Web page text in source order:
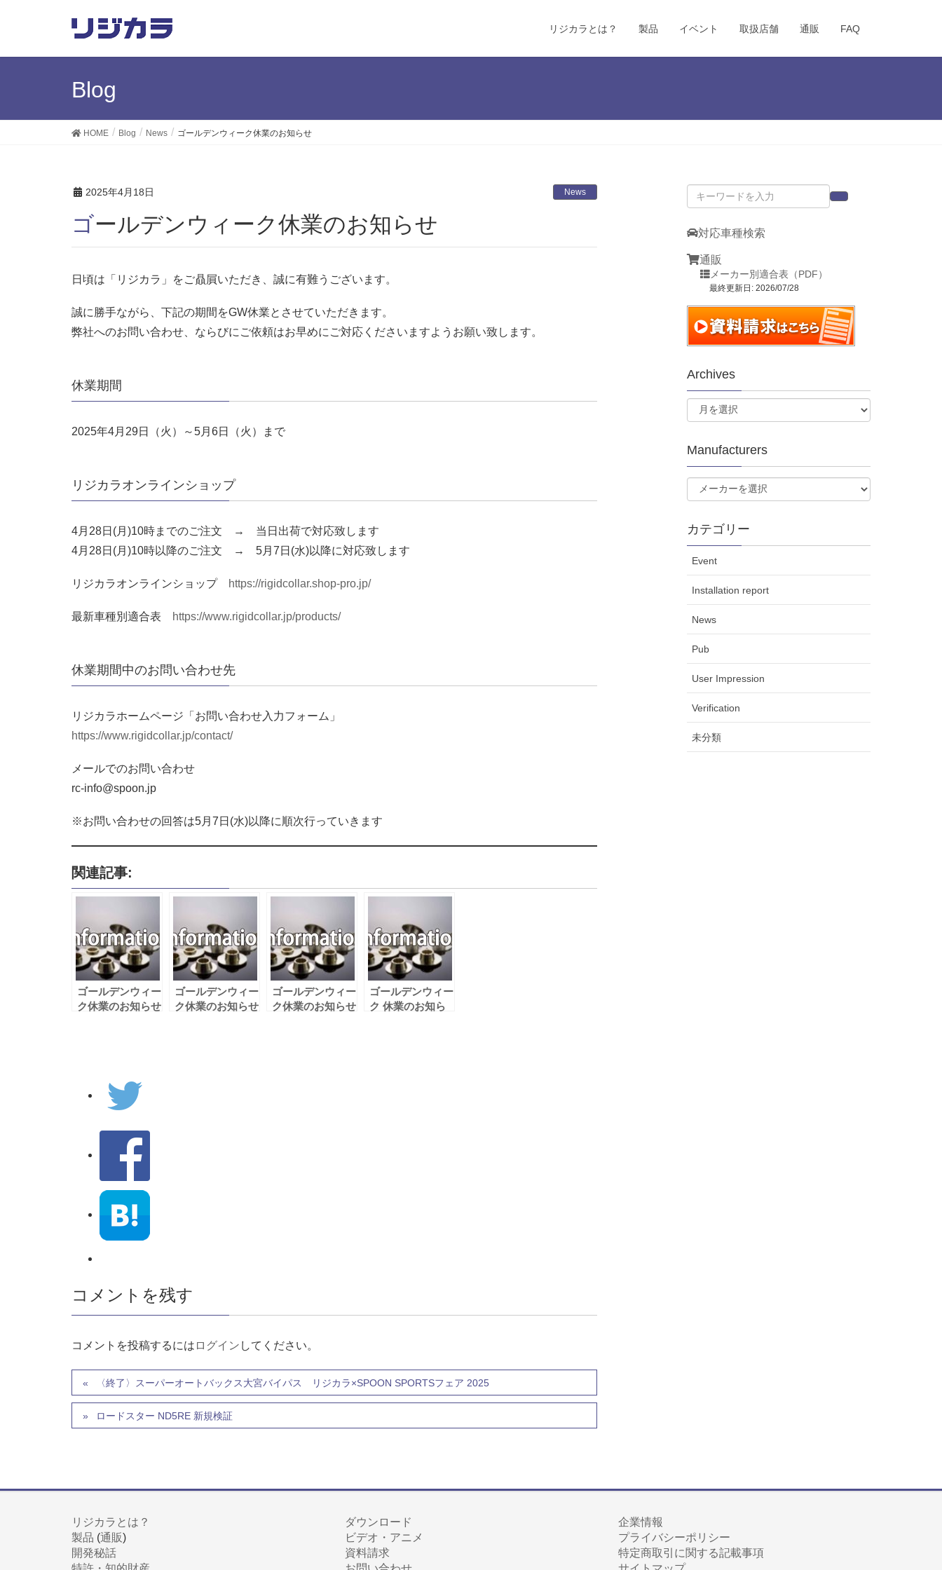
リジカラとは？ 製品 イベント 取扱店舗 通販 FAQ
Blog
HOME Blog News ゴールデンウィーク休業のお知らせ
2025年4月18日 News
ゴールデンウィーク休業のお知らせ
日頃は「リジカラ」をご贔屓いただき、誠に有難うございます。
誠に勝手ながら、下記の期間をGW休業とさせていただきます。
弊社へのお問い合わせ、ならびにご依頼はお早めにご対応くださいますようお願い致します。
休業期間
2025年4月29日（火）～5月6日（火）まで
リジカラオンラインショップ
4月28日(月)10時までのご注文 → 当日出荷で対応致します
4月28日(月)10時以降のご注文 → 5月7日(水)以降に対応致します
リジカラオンラインショップ https://rigidcollar.shop-pro.jp/
最新車種別適合表 https://www.rigidcollar.jp/products/
休業期間中のお問い合わせ先
リジカラホームページ「お問い合わせ入力フォーム」
https://www.rigidcollar.jp/contact/
メールでのお問い合わせ
rc-info@spoon.jp
※お問い合わせの回答は5月7日(水)以降に順次行っていきます
関連記事:
ゴールデンウィー
ク休業のお知らせ
ゴールデンウィー
ク休業のお知らせ
ゴールデンウィー
ク休業のお知らせ
ゴールデンウィー
ク 休業のお知ら
コメントを残す
コメントを投稿するには ログイン してください。
〈終了〉スーパーオートバックス大宮バイパス リジカラ×SPOON SPORTSフェア 2025
ロードスター ND5RE 新規検証
対応車種検索
通販
メーカー別適合表（PDF）
最終更新日: 2026/07/28
Archives
Manufacturers
カテゴリー
Event
Installation report
News
Pub
User Impression
Verification
未分類
リジカラとは？
製品 (通販)
開発秘話
ダウンロード
ビデオ・アニメ
資料請求
企業情報
プライバシーポリシー
特定商取引に関する記載事項